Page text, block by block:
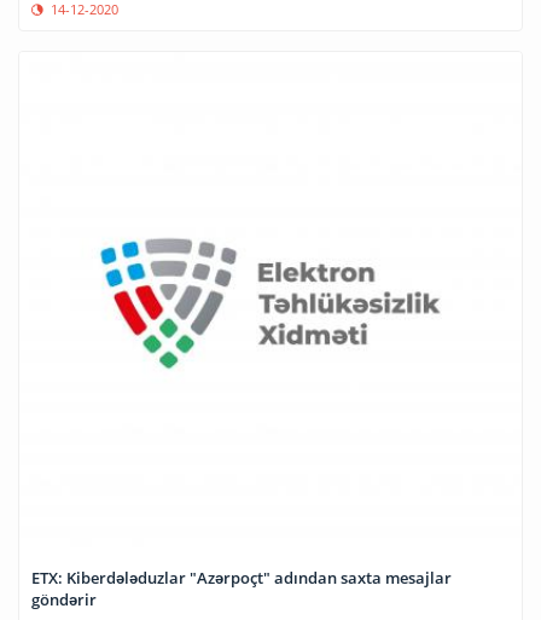
14-12-2020
ETX: Kiberdələduzlar "Azərpoçt" adından saxta mesajlar
göndərir